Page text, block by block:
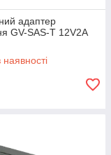
систему
адаптер
GV-SAS-T 12V2A